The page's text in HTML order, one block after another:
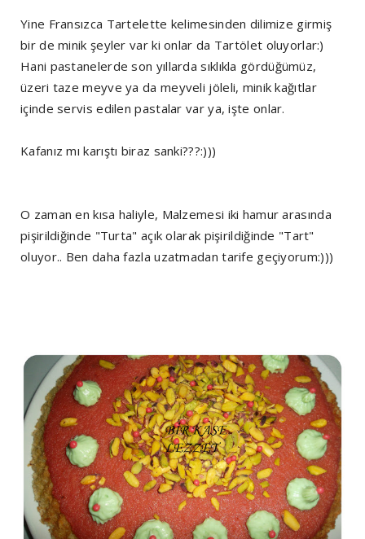
Yine Fransızca Tartelette kelimesinden dilimize girmiş
bir de minik şeyler var ki onlar da Tartölet oluyorlar:)
Hani pastanelerde son yıllarda sıklıkla gördüğümüz,
üzeri taze meyve ya da meyveli jöleli, minik kağıtlar
içinde servis edilen pastalar var ya, işte onlar.
Kafanız mı karıştı biraz sanki???:)))
O zaman en kısa haliyle, Malzemesi iki hamur arasında
pişirildiğinde "Turta" açık olarak pişirildiğinde "Tart"
oluyor.. Ben daha fazla uzatmadan tarife geçiyorum:)))